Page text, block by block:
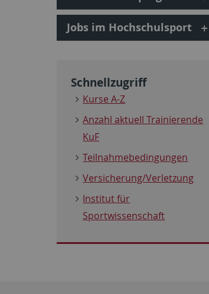
Jobs im Hochschulsport
Schnellzugriff
Kurse A-Z
Anzahl aktuell Trainierende
KuF
Teilnahmebedingungen
Versicherung/Verletzung
Institut für
Sportwissenschaft